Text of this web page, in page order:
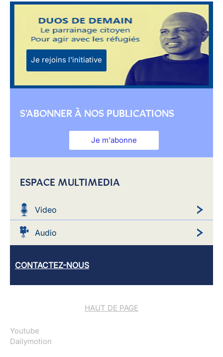
Je rejoins l'initiative
S'ABONNER À NOS PUBLICATIONS
Je m'abonne
ESPACE MULTIMEDIA
Video
Audio
CONTACTEZ-NOUS
HAUT DE PAGE
Youtube
Dailymotion